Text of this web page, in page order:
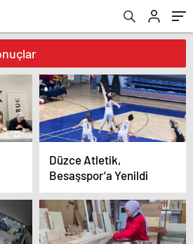
Düzce Atletik,
Besaşspor’a Yenildi